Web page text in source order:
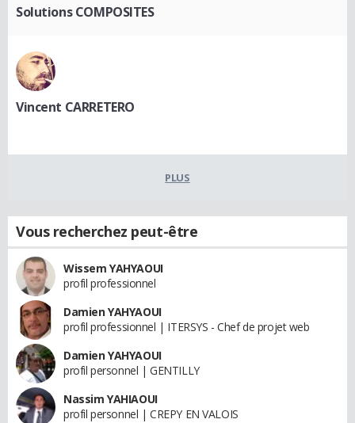
Solutions COMPOSITES
Vincent CARRETERO
PLUS
Vous recherchez peut-être
Wissem YAHYAOUI
profil professionnel
Damien YAHYAOUI
profil professionnel | ITERSYS - Chef de projet web
Damien YAHYAOUI
profil personnel | GENTILLY
Nassim YAHIAOUI
profil personnel | CREPY EN VALOIS